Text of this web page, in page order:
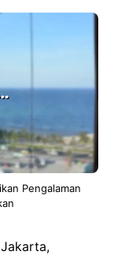
Pengalaman